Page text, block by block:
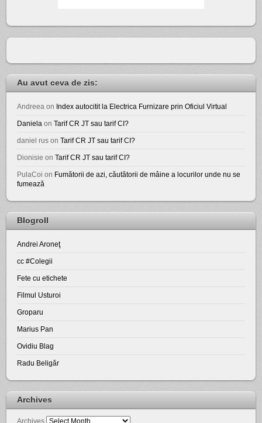
Au avut ceva de zis:
Andreea on Index autocitit la Electrica Furnizare prin Oficiul Virtual
Daniela onTarif CR JT sau tarif CI?
daniel rus onTarif CR JT sau tarif CI?
Dionisie onTarif CR JT sau tarif CI?
PulaCoi on Fumătorii de azi, căutătorii de mâine a locurilor unde nu se
fumează
Blogroll
Andrei Aroneţ
cc #Colegii
Fete cu etichete
Filmul Usturoi
Groparu
Marius Pan
Ovidiu Blag
Radu Beligăr
Archives
Archives